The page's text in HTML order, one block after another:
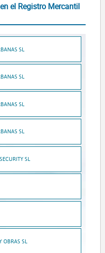
el Registro Mercantil
SL
SL
SL
SL
SL
OBRAS SL